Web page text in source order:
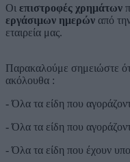
Οι επιστροφές χρημάτων
εργάσιμων ημερών από
εταιρεία μας.
Παρακαλούμε σημειώστε
ακόλουθα :
- Όλα τα είδη που
- Όλα τα είδη που
- Όλα τα είδη που έχουν